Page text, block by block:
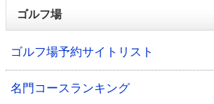
ゴルフ場
ゴルフ場予約サイトリスト
名門コースランキング